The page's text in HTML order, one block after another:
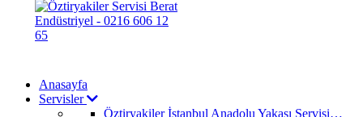
Anasayfa
Servisler
Öztiryakiler İstanbul Anadolu Yakası Servisi…